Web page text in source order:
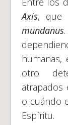
Axis, que
mundanus
otro
o cuándo
Espíritu.